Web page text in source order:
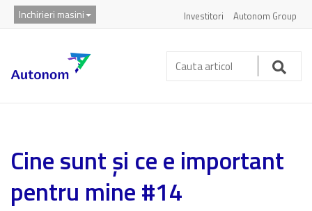
Inchirieri masini Investitori Autonom Group
Cauta
articol:
Cine sunt și ce e important
pentru mine #14